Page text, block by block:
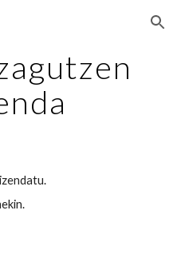
Skip to navigation